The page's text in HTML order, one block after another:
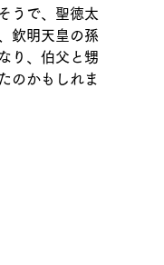
うで、聖徳太
欽明天皇の孫
り、伯父と甥
のかもしれま